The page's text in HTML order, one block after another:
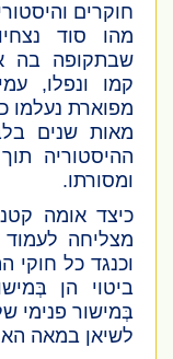
חוקרים
מהו סוד
שבתקופה בה
קמו ונפלו,
מפוארת נעלמו
מאות שנים
ההיסטוריה
ומסורתו.
כיצד אומה
מצליחה לעמוד
וכנגד כל חוקי
ביטוי הן
בְּמישור פנימי
לשיאן במאה